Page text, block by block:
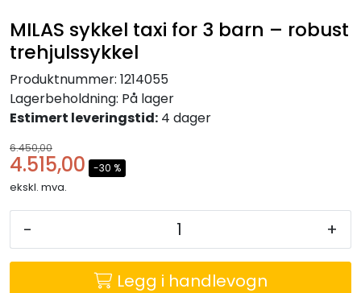
MILAS sykkel taxi for 3 barn – robust
trehjulssykkel
Produktnummer: 1214055
Lagerbeholdning: På lager
Estimert leveringstid: 4 dager
6.450,00
4.515,00 -30 %
ekskl. mva.
- +
Legg i handlevogn
Park og anlegg/Byutvikling
KJØPESENTER
Entreprenører
KATALOGER